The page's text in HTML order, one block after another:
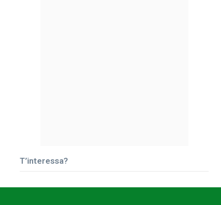
T’interessa?